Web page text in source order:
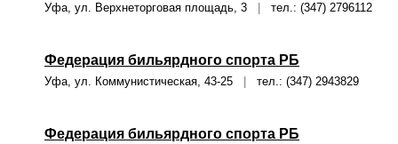
Уфа, ул. Верхнеторговая площадь, 3 тел.: (347) 2796112
Федерация бильярдного спорта РБ
Уфа, ул. Коммунистическая, 43-25 тел.: (347) 2943829
Федерация бильярдного спорта РБ